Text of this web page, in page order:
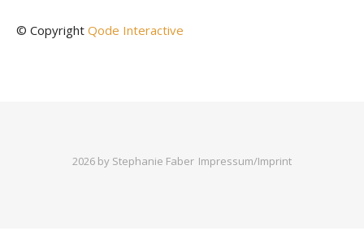
© Copyright Qode Interactive
2026 by Stephanie Faber Impressum/Imprint